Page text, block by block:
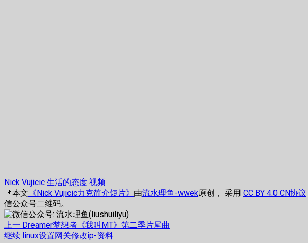
Nick Vujicic 生活的态度 视频
📌本文 《Nick Vujicic力克简介短片》 由流水理鱼-wwek原创， 采用 CC BY 4.0 CN协议
信公众号二维码。
文
上一 上
篇
Dreamer梦想者《我叫MT》第二季片尾曲
继续 下
linux设置网关修改ip-资料